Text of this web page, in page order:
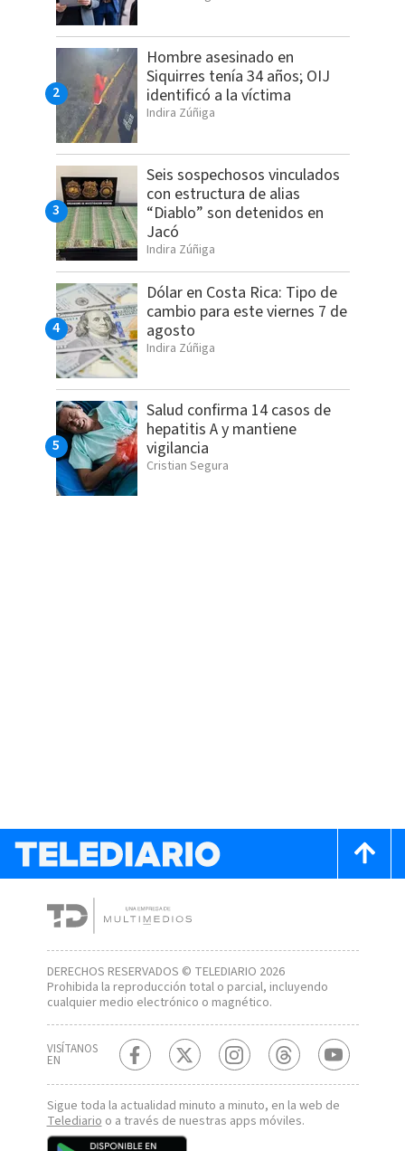
Hombre asesinado en
Siquirres tenía 34 años; OIJ
identificó a la víctima
Indira Zúñiga
Seis sospechosos vinculados
con estructura de alias
“Diablo” son detenidos en
Jacó
Indira Zúñiga
Dólar en Costa Rica: Tipo de
cambio para este viernes 7 de
agosto
Indira Zúñiga
Salud confirma 14 casos de
hepatitis A y mantiene
vigilancia
Cristian Segura
DERECHOS RESERVADOS © TELEDIARIO 2026
Prohibida la reproducción total o parcial, incluyendo
cualquier medio electrónico o magnético.
VISÍTANOS
EN
Sigue toda la actualidad minuto a minuto, en la web de
Telediarioo a través de nuestras apps móviles.